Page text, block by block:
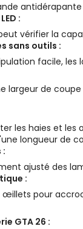
:
vérifier la
sans outils :
facile,
largeur de
les haies et
longueur de
:
ajusté des
:
pour
GTA 26 :